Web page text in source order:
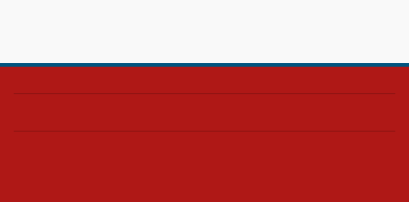
Confira como foi o culto mensal